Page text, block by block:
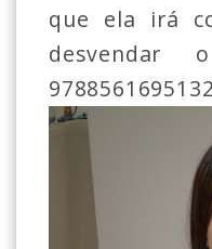
que ela irá
desvendar